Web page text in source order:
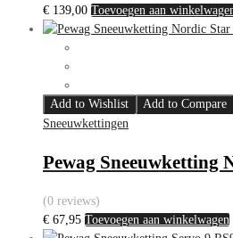
€ 139,00 Toevoegen aan
Add to Wishlist
Add to Compare
Sneeuwkettingen
Pewag Sneeuwketting
(0 reviews)
€ 67,95 Toevoegen aan winkelwagen